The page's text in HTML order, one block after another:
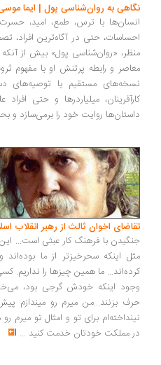
به روان‌شناسی پول | ایما موسی‌زاده
با ترس، طمع، امید، حسرت و
حتی در آگاه‌ترین افراد،
«روان‌شناسی پول» بیش از آنکه درباره
و رابطه پرتنش او با مفهوم ثروت و
مستقیم یا توصیه‌های دستوری،
میلیاردرها و حتی افراد
روایت خود را برمی‌سازد و بحث را
اخوان ثالث از رهبر انقلاب اسلامی
با فرهنگ کار عبثی است... این برادران
اینکه سحرخیزتر از ما بوده‌اند و
ما همین چیزها را نداریم. کسی نداریم
اینکه خودش گرجی بود، می‌خواست
بزنند...من میرم رو میندازم پیش
برای تو و امثال تو میرم رو
مملکت خودتان خدمت کنید...